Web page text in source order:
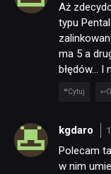
Aż
typu
ma 5 a
błędów… I
Cytuj
kgdaro
Polecam
w nim